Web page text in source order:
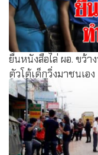
ยื่นหนังสือไล่ ผอ. ขว้า
ตัวโต้เด็กวิ่งมาชนเอง